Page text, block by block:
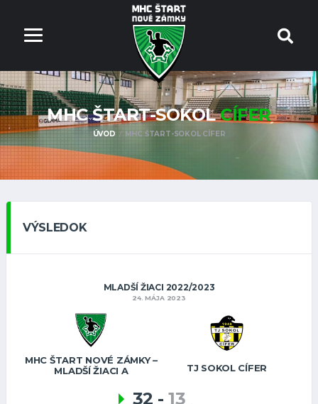
MHC ŠTART-SOKOLCÍFER
ÚVOD MHC ŠTART-SOKOL CÍFER
VÝSLEDOK
MLADŠÍ ŽIACI 2022/2023
24. MÁJA 2023
MHC ŠTART NOVÉ ZÁMKY –
MLADŠÍ ŽIACI A
TJ SOKOL CÍFER
32 - 13